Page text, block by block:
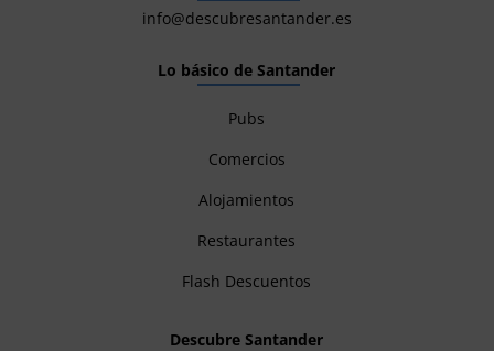
info@descubresantander.es
Lo básico de Santander
Pubs
Comercios
Alojamientos
Restaurantes
Flash Descuentos
Descubre Santander